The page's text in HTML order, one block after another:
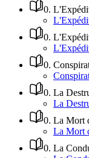
0.
0.
0.
0. La
La
0. La Mort
La Mort
0. La